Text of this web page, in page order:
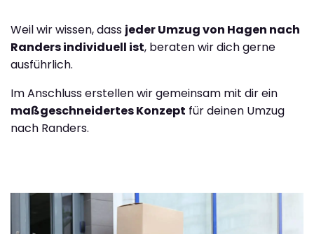
Weil wir wissen, dass jeder Umzug von Hagen nach
Randers individuell ist, beraten wir dich gerne
ausführlich.
Im Anschluss erstellen wir gemeinsam mit dir ein
maßgeschneidertes Konzept für deinen Umzug
nach Randers.